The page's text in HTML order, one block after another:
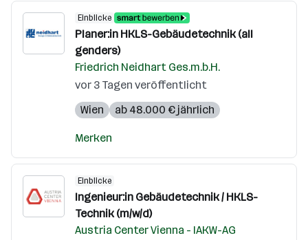
Einblicke
Planer:in HKLS-Gebäudetechnik (all
genders)
Friedrich Neidhart Ges.m.b.H.
vor 3 Tagen veröffentlicht
Wien
ab 48.000 € jährlich
Merken
Einblicke
Ingenieur:in Gebäudetechnik / HKLS-
Technik (m/w/d)
Austria Center Vienna - IAKW-AG